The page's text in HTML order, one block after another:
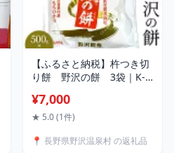
【ふるさと納税】杵つき切
り餅 野沢の餅 3袋｜K-
おやつ 国産もち米 雑煮 お
しるこ ダイヤモンド褒賞受
非常食 小分け 個包装 正月
¥7,000
★ 5.0 (1件)
📍 長野県野沢温泉村 の返礼品